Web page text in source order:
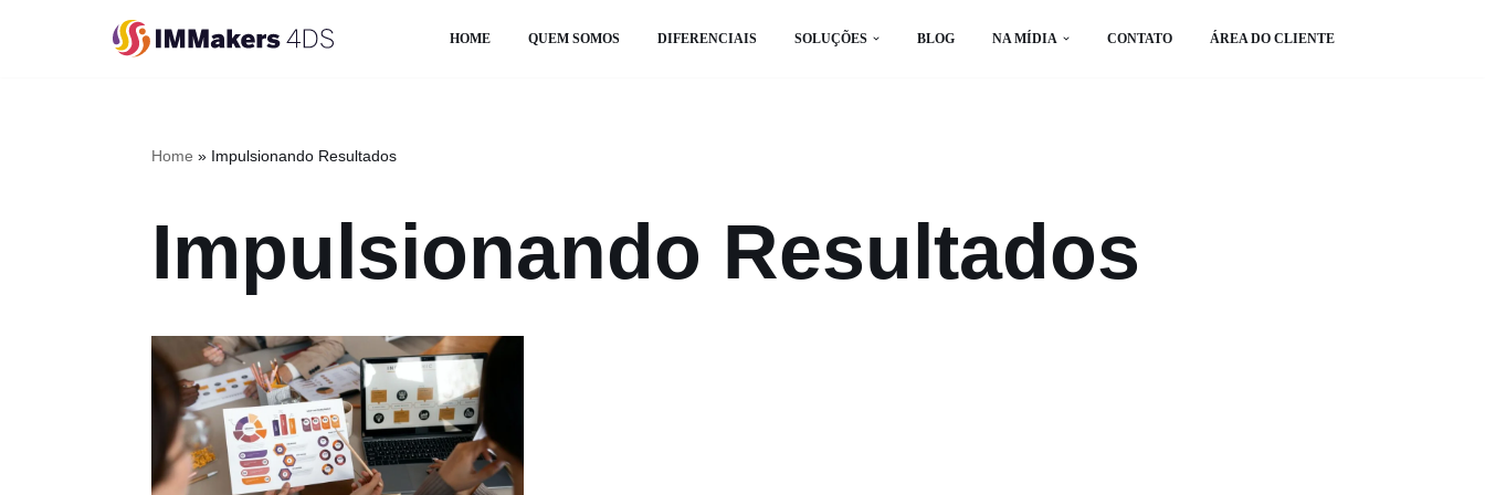
HOME QUEM SOMOS DIFERENCIAIS SOLUÇÕES BLOG NA MÍDIA CONTATO ÁREA DO CLIENTE
Home » Impulsionando Resultados
Impulsionando Resultados